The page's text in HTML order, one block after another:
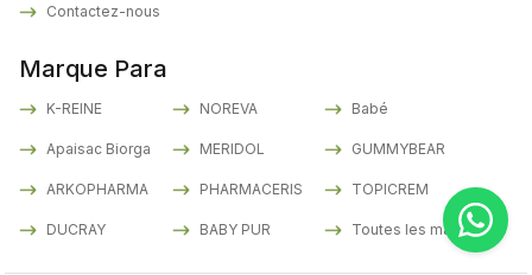
Contactez-nous
Marque Para
K-REINE
Apaisac Biorga
ARKOPHARMA
DUCRAY
NOREVA
MERIDOL
PHARMACERIS
BABY PUR
Babé
GUMMYBEAR
TOPICREM
Toutes les marques